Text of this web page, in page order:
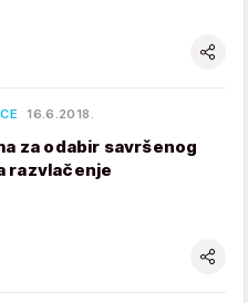
16.6.2018.
za odabir savršenog
razvlačenje